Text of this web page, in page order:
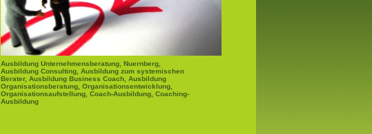
Ausbildung Unternehmensberatung, Nuernberg,
Ausbildung Consulting, Ausbildung zum systemischen
Berater, Ausbildung Business Coach, Ausbildung
Organisationsberatung, Organisationsentwicklung,
Organisationsaufstellung, Coach-Ausbildung, Coaching-
Ausbildung